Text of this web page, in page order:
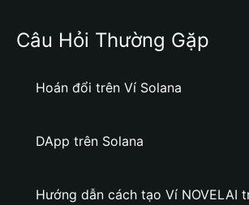
Câu Hỏi Thường Gặp
Hoán đổi trên Ví Solana
DApp trên Solana
Hướng dẫn cách tạo Ví NOVELAI